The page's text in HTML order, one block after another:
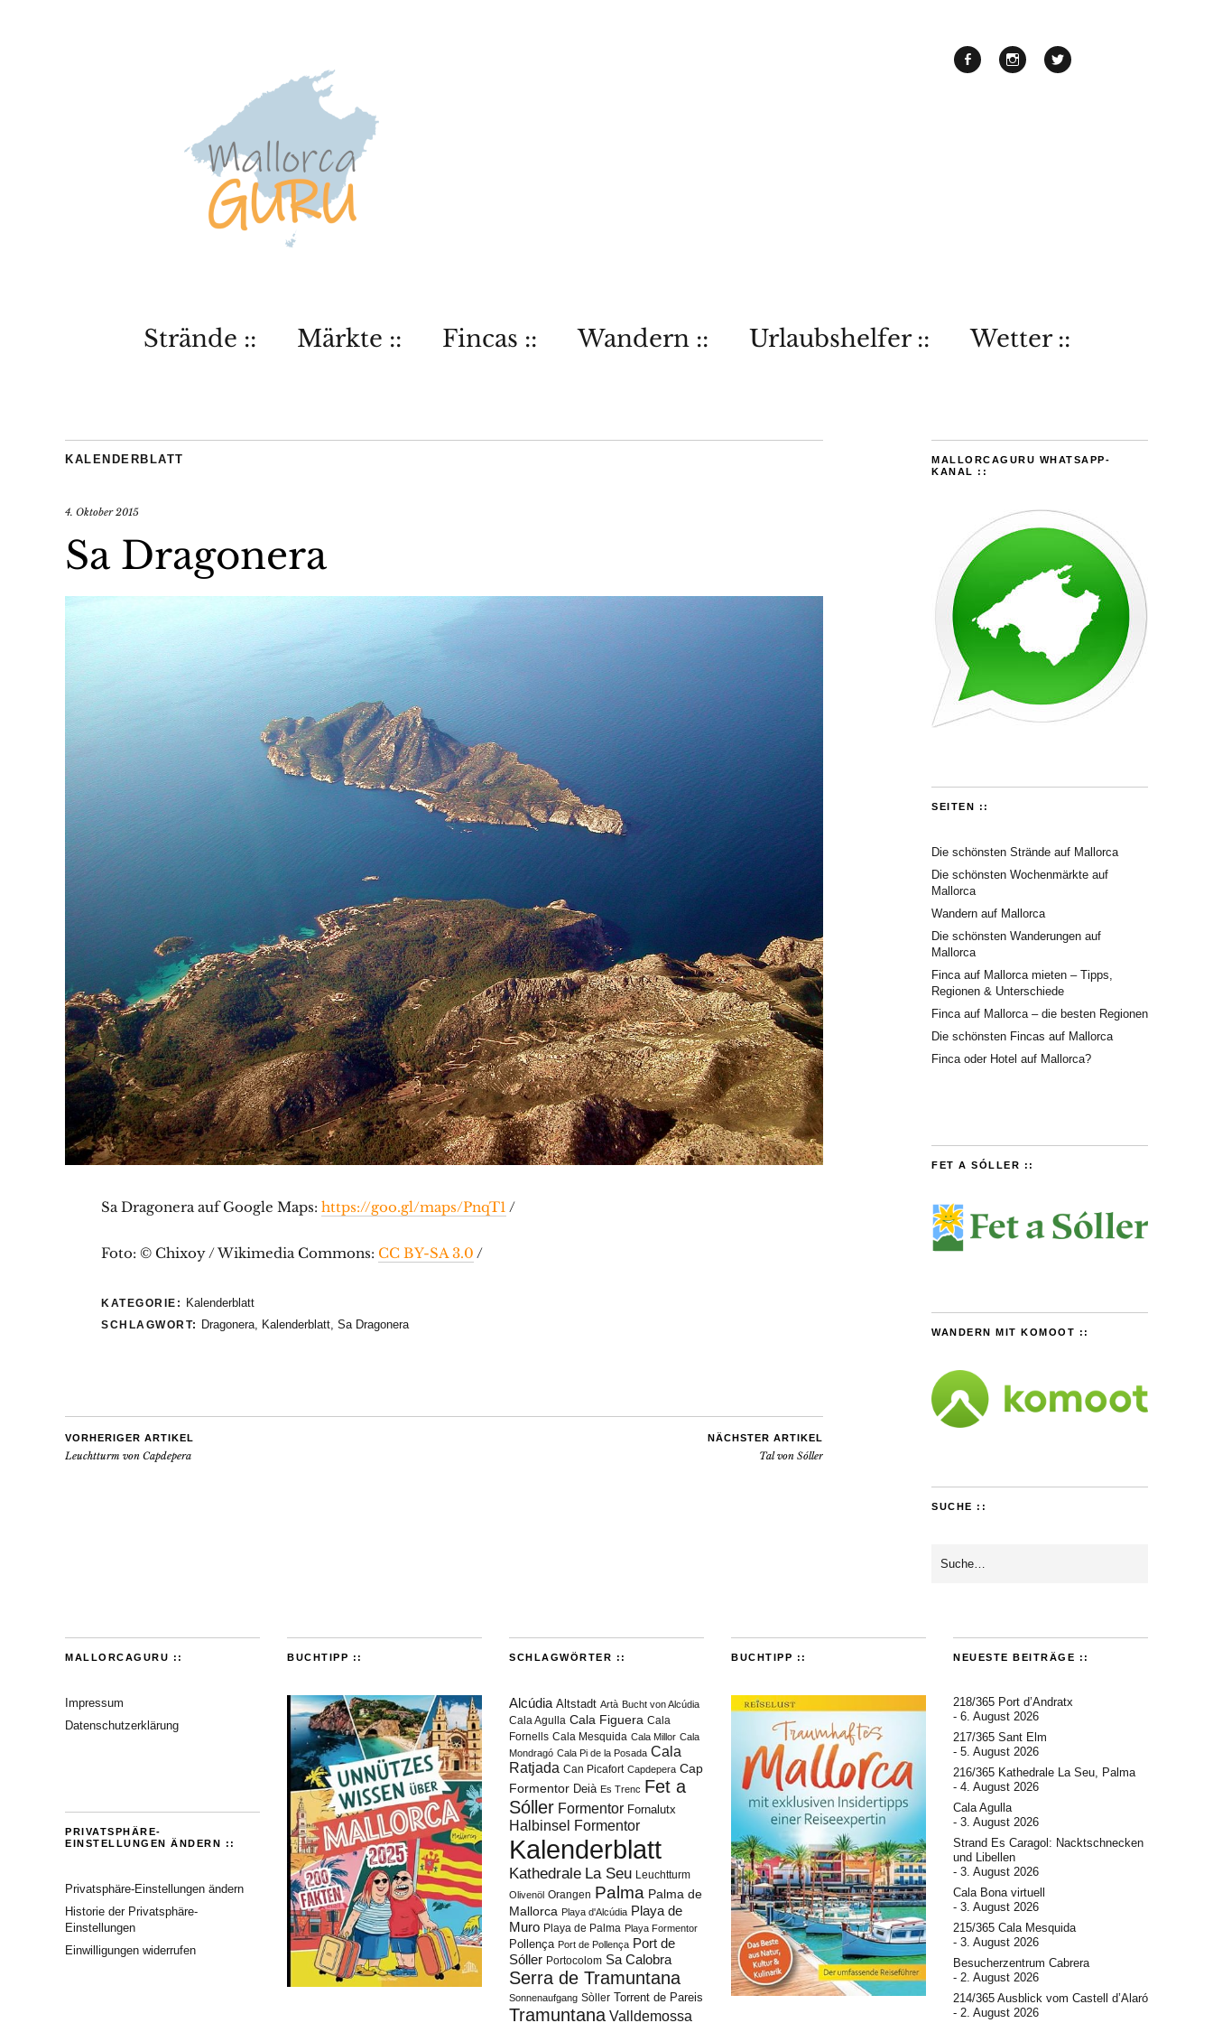
Strände :: Märkte :: Fincas :: Wandern :: Urlaubshelfer :: Wetter ::
KALENDERBLATT
4. Oktober 2015
Sa Dragonera
Sa Dragonera auf Google Maps: https://goo.gl/maps/PnqT1 /
Foto: © Chixoy / Wikimedia Commons: CC BY-SA 3.0 /
KATEGORIE: Kalenderblatt
SCHLAGWORT: Dragonera, Kalenderblatt, Sa Dragonera
VORHERIGER ARTIKEL
Leuchtturm von Capdepera
NÄCHSTER ARTIKEL
Tal von Sóller
MALLORCAGURU WHATSAPP-
KANAL ::
SEITEN ::
Die schönsten Strände auf Mallorca
Die schönsten Wochenmärkte auf
Mallorca
Wandern auf Mallorca
Die schönsten Wanderungen auf
Mallorca
Finca auf Mallorca mieten – Tipps,
Regionen & Unterschiede
Finca auf Mallorca – die besten Regionen
Die schönsten Fincas auf Mallorca
Finca oder Hotel auf Mallorca?
FET A SÓLLER ::
WANDERN MIT KOMOOT ::
SUCHE ::
MALLORCAGURU ::
Impressum
Datenschutzerklärung
PRIVATSPHÄRE-
EINSTELLUNGEN ÄNDERN ::
Privatsphäre-Einstellungen ändern
Historie der Privatsphäre-
Einstellungen
Einwilligungen widerrufen
BUCHTIPP :: SCHLAGWÖRTER ::
Alcúdia Altstadt Artà Bucht von Alcúdia
Cala Agulla Cala Figuera Cala
Fornells Cala Mesquida Cala Millor Cala
Mondragó Cala Pi de la Posada Cala
Ratjada Can Picafort Capdepera Cap
Formentor Deià Es Trenc Fet a
Sóller Formentor Fornalutx
Halbinsel Formentor
Kalenderblatt
Kathedrale La Seu Leuchtturm
Olivenöl Orangen Palma Palma de
Mallorca Playa d'Alcúdia Playa de
Muro Playa de Palma Playa Formentor
Pollença Port de Pollença Port de
Sóller Portocolom Sa Calobra
Serra de Tramuntana
Sonnenaufgang Sòller Torrent de Pareis
Tramuntana Valldemossa
BUCHTIPP :: NEUESTE BEITRÄGE ::
218/365 Port d’Andratx
6. August 2026
217/365 Sant Elm
5. August 2026
216/365 Kathedrale La Seu, Palma
4. August 2026
Cala Agulla
3. August 2026
Strand Es Caragol: Nacktschnecken
und Libellen
3. August 2026
Cala Bona virtuell
3. August 2026
215/365 Cala Mesquida
3. August 2026
Besucherzentrum Cabrera
2. August 2026
214/365 Ausblick vom Castell d’Alaró
2. August 2026